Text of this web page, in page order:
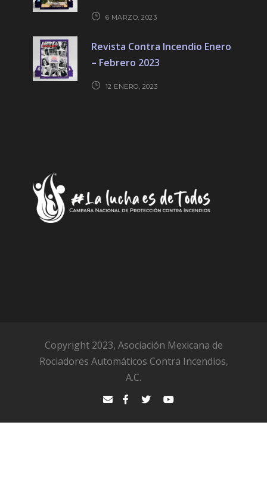
6 MARZO, 2023
Revista Contra Incendio Enero
– Febrero 2023
12 ENERO, 2023
Copyright 2023, Asociación Mexicana de
Rociadores Automáticos Contra Incendios,
A.C.